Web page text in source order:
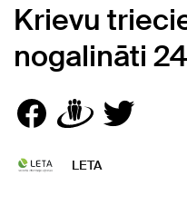
Krievu
nogalināti
LETA